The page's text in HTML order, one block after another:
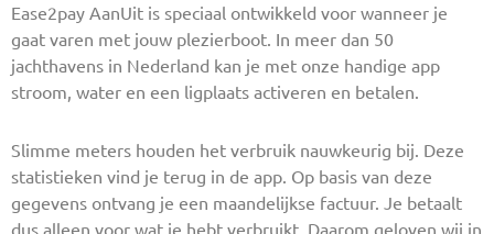
Ease2pay AanUit is speciaal ontwikkeld voor wanneer je
gaat varen met jouw plezierboot. In meer dan 50
jachthavens in Nederland kan je met onze handige app
stroom, water en een ligplaats activeren en betalen.
Slimme meters houden het verbruik nauwkeurig bij. Deze
statistieken vind je terug in de app. Op basis van deze
gegevens ontvang je een maandelijkse factuur. Je betaalt
dus alleen voor wat je hebt verbruikt. Daarom geloven wij in